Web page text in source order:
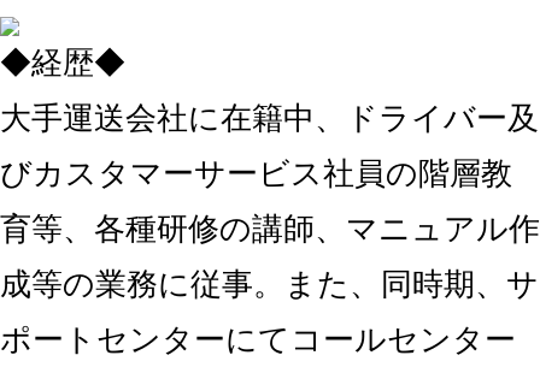
◆経歴◆
大手運送会社に在籍中、ドライバー及
びカスタマーサービス社員の階層教
育等、各種研修の講師、マニュアル作
成等の業務に従事。また、同時期、サ
ポートセンターにてコールセンター